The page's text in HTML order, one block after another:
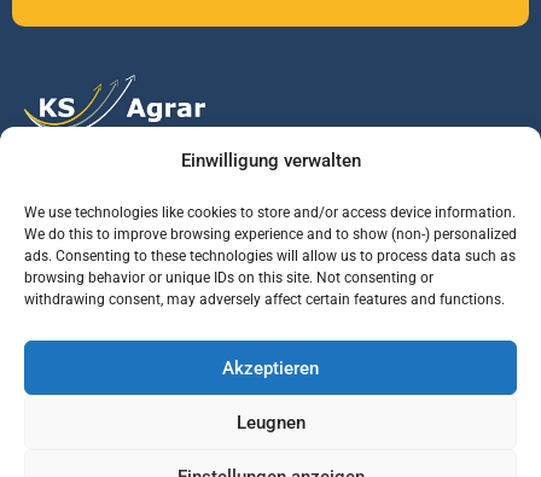
Einwilligung verwalten
We use technologies like cookies to store and/or access device information.
We do this to improve browsing experience and to show (non-) personalized
ads. Consenting to these technologies will allow us to process data such as
browsing behavior or unique IDs on this site. Not consenting or
withdrawing consent, may adversely affect certain features and functions.
Akzeptieren
Leugnen
Vertrauen Sie auf unsere Expertise im Agrarmarkt.
Services Jobs
Business Development
Manager (m/w/d)
Informationen